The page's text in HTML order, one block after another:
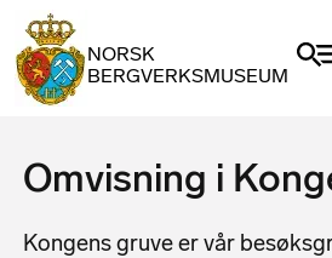
NORSK
BERGVERKSMUSEUM
Omvisning i
Kongens gruve er vår